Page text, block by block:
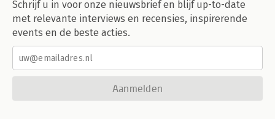
Schrijf u in voor onze nieuwsbrief en blijf up-to-date
met relevante interviews en recensies, inspirerende
events en de beste acties.
Aanmelden